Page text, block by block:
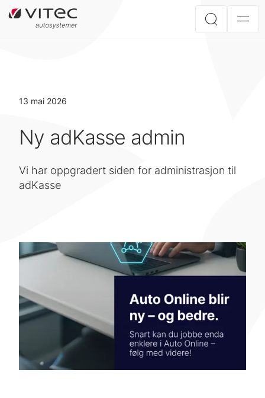
13 mai 2026
Ny adKasse admin
Vi har oppgradert siden for administrasjon til
adKasse